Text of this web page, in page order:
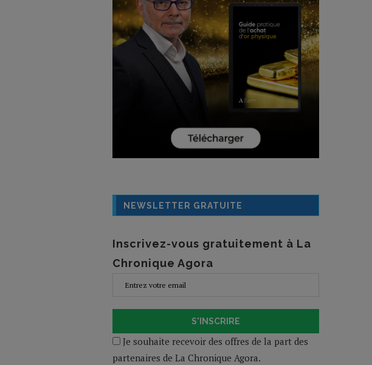
NEWSLETTER GRATUITE
Inscrivez-vous gratuitement à La
Chronique Agora
S'INSCRIRE
Je souhaite recevoir des offres de la part des
partenaires de La Chronique Agora.